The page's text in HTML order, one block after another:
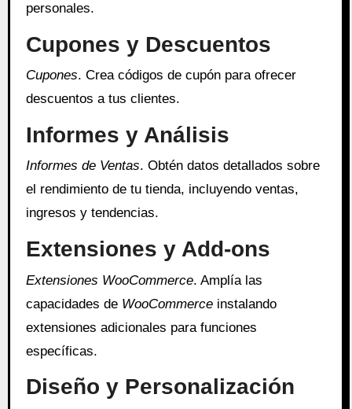
personales.
Cupones y Descuentos
Cupones. Crea códigos de cupón para ofrecer
descuentos a tus clientes.
Informes y Análisis
Informes de Ventas. Obtén datos detallados sobre
el rendimiento de tu tienda, incluyendo ventas,
ingresos y tendencias.
Extensiones y Add-ons
Extensiones WooCommerce. Amplía las
capacidades de WooCommerceinstalando
extensiones adicionales para funciones
específicas.
Diseño y Personalización